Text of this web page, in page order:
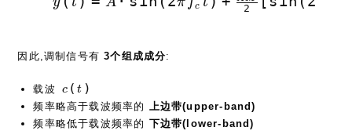
c 2
因此,调制信号有3个组成成分:
载波 c(t)
c (t )
频率略高于载波频率的 上边带(upper-band)
频率略低于载波频率的 下边带(lower-band)